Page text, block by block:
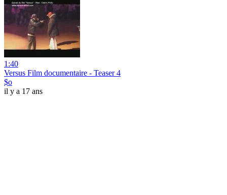
1:40
Versus Film documentaire - Teaser 4
$o
il y a 17 ans